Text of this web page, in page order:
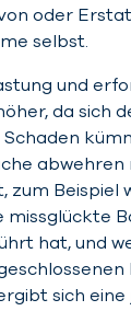
oder
selbst.
und
da sich
abwehren
zum Beispiel
missglückte
hat, und
sich